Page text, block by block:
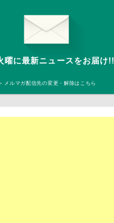
曜に最新ニュースをお届け!!
メルマガ配信先の変更・解除はこちら